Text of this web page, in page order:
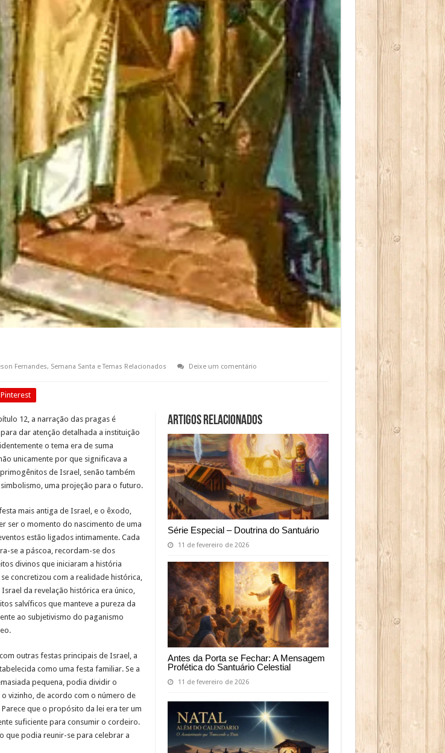
Fernandes, Semana Santa e Temas Relacionados
Deixe um comentário
Pinterest
Artigos relacionados
Série Especial – Doutrina do Santuário
11 de fevereiro de 2026
Antes da Porta se Fechar: A Mensagem
Profética do Santuário Celestial
11 de fevereiro de 2026
12, a narração das pragas é
dar atenção detalhada a instituição
o tema era de suma
unicamente por que significava a
de Israel, senão também
uma projeção para o futuro.
mais antiga de Israel, e o êxodo,
ser o momento do nascimento de uma
estão ligados intimamente. Cada
se a páscoa, recordam-se dos
divinos que iniciaram a história
concretizou com a realidade histórica,
da revelação histórica era único,
salvíficos que manteve a pureza da
ao subjetivismo do paganismo
outras festas principais de Israel, a
como uma festa familiar. Se a
pequena, podia dividir o
vizinho, de acordo com o número de
Parece que o propósito da lei era ter um
suficiente para consumir o cordeiro.
que podia reunir-se para celebrar a